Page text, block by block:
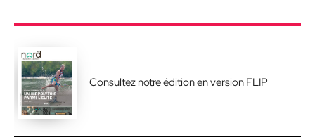
Consultez notre édition en version FLIP